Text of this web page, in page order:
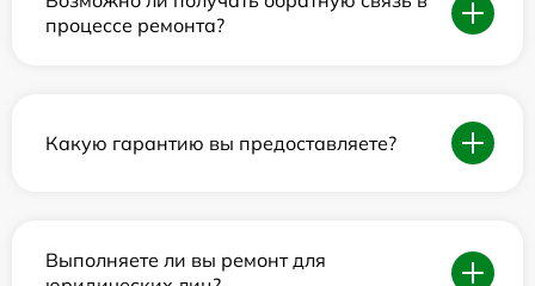
процессе ремонта?
Какую гарантию вы предоставляете?
Выполняете ли вы ремонт для